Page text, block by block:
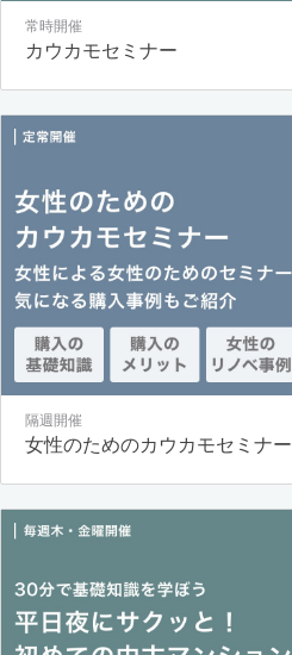
常時開催
カウカモセミナー
隔週開催
女性のためのカウカモセミナー